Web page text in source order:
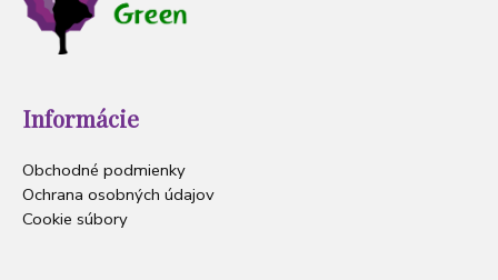
Informácie
Obchodné podmienky
Ochrana osobných údajov
Cookie súbory